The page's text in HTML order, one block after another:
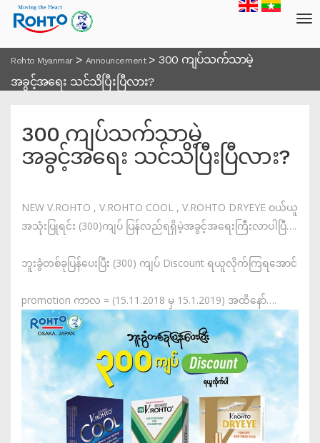
Rohto Myanmar> Announcement>300 ကျပ်သက်သာမဲ့
အခွင့်အရေး သင်သိပြီးပြီလား?
300 ကျပ်သက်သာမဲ့
အခွင့်အရေး သင်သိပြီးပြီလား?
NEW V.ROHTO , V.ROHTO COOL , V.ROHTO DRYEYE ဝယ်ယူ
အသုံးပြုရင်း (300)ကျပ် ပြန်လည်ရရှိမဲ့အခွင့်အရေးကြီးလာပါပြီ….
ဘူးခွံတစ်ခုပြန်ပေးပြီး (300) ကျပ် Discount ရယူလိုက်ကြရအောင်
promotion ကာလ = (15.11.2018 မှ 15.1.2019) အထိနော်….